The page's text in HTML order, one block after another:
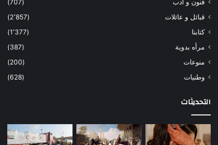
فنون و ادب
(707)
قبائل و عائلات
(2٬857)
كتابنا
(1٬377)
مرأه بدوية
(387)
منوعات
(200)
وطنيات
(628)
التحديثات